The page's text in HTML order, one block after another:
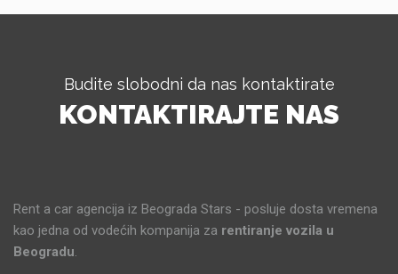
Budite slobodni da nas kontaktirate
KONTAKTIRAJTE NAS
Rent a car agencija iz Beograda Stars - posluje dosta vremena
kao jedna od vodećih kompanija za rentiranje vozila u
Beogradu.